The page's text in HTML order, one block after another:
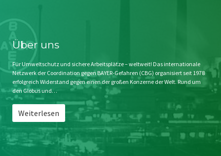
Kontakt
Impressum
Störfälle
Stichwort BAYER
Jahrestagung
SPENDEN
Über uns
Für Umweltschutz und sichere Arbeitsplätze – weltweit! Das internationale
Netzwerk der Coordination gegen BAYER-Gefahren (CBG) organisiert seit 1978
erfolgreich Widerstand gegen einen der großen Konzerne der Welt. Rund um
den Globus und…
Weiterlesen